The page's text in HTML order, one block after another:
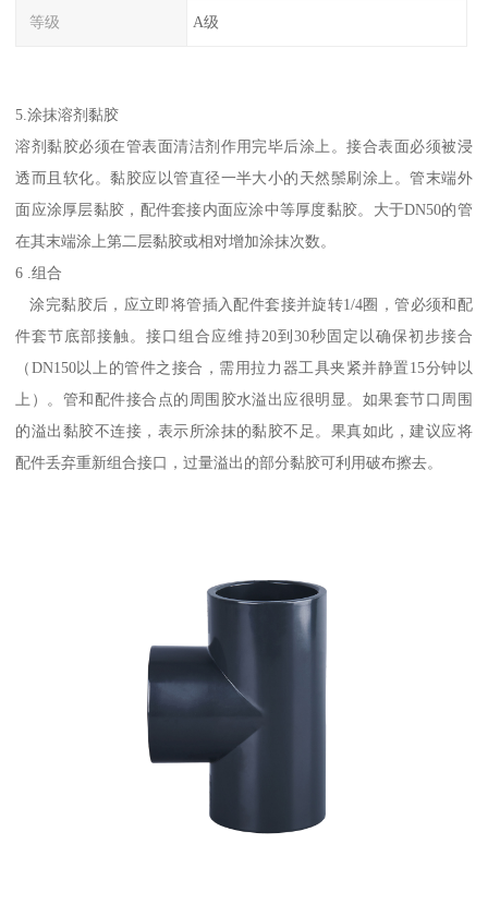
等级 A级
5.涂抹溶剂黏胶
溶剂黏胶必须在管表面清洁剂作用完毕后涂上。接合表面必须被浸
透而且软化。黏胶应以管直径一半大小的天然鬃刷涂上。管末端外
面应涂厚层黏胶，配件套接内面应涂中等厚度黏胶。大于DN50的管
在其末端涂上第二层黏胶或相对增加涂抹次数。
6 .组合
涂完黏胶后，应立即将管插入配件套接并旋转1/4圈，管必须和配
件套节底部接触。接口组合应维持20到30秒固定以确保初步接合
（DN150以上的管件之接合，需用拉力器工具夹紧并静置15分钟以
上）。管和配件接合点的周围胶水溢出应很明显。如果套节口周围
的溢出黏胶不连接，表示所涂抹的黏胶不足。果真如此，建议应将
配件丢弃重新组合接口，过量溢出的部分黏胶可利用破布擦去。